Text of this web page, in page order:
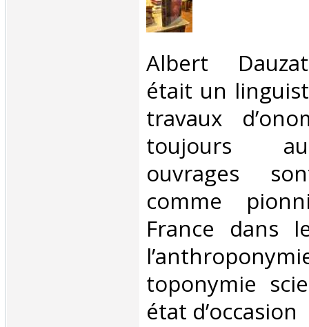
‎Albert
était un
travaux
toujours
ouvrages
comme
France dans
toponymie
état d’occasion ‎